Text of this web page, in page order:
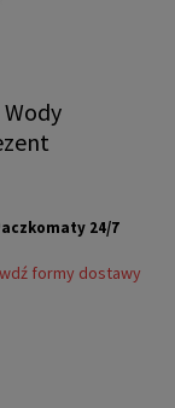
Wody
24/7
formy dostawy